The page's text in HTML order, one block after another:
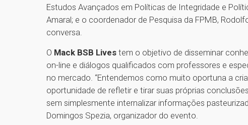
Estudos Avançados em Políticas de Integridade e
Amaral; e o coordenador de Pesquisa da FPMB,
conversa.
O Mack BSB Lives tem o objetivo de disseminar
on-line e diálogos qualificados com professores e
no mercado. “Entendemos como muito oportuna a
oportunidade de refletir e tirar suas próprias
sem simplesmente internalizar informações
Domingos Spezia, organizador do evento.